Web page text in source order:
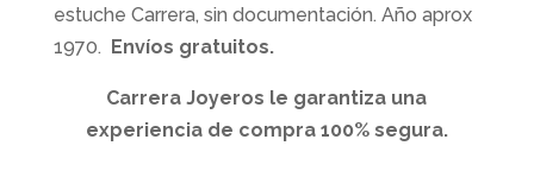
estuche Carrera, sin documentación. Año aprox
1970. Envíos gratuitos.
Carrera Joyeros le garantiza una
experiencia de compra 100% segura.